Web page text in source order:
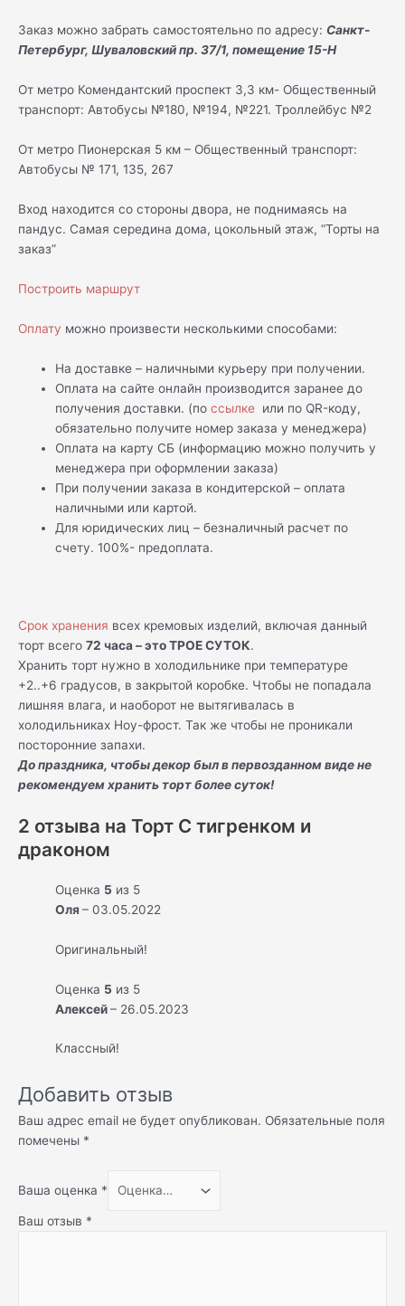
Заказ можно забрать самостоятельно по адресу: Санкт-
Петербург, Шуваловский пр. 37/1, помещение 15-Н
От метро Комендантский проспект 3,3 км- Общественный
транспорт: Автобусы №180, №194, №221. Троллейбус №2
От метро Пионерская 5 км – Общественный транспорт:
Автобусы № 171, 135, 267
Вход находится со стороны двора, не поднимаясь на
пандус. Самая середина дома, цокольный этаж, “Торты на
заказ”
Построить маршрут
Оплату можно произвести несколькими способами:
На доставке – наличными курьеру при получении.
Оплата на сайте онлайн производится заранее до
получения доставки. (поссылке или по QR-коду,
обязательно получите номер заказа у менеджера)
Оплата на карту СБ (информацию можно получить у
менеджера при оформлении заказа)
При получении заказа в кондитерской – оплата
наличными или картой.
Для юридических лиц – безналичный расчет по
счету. 100%- предоплата.
Срок хранения всех кремовых изделий, включая данный
торт всего 72 часа – это ТРОЕ СУТОК.
Хранить торт нужно в холодильнике при температуре
+2..+6 градусов, в закрытой коробке. Чтобы не попадала
лишняя влага, и наоборот не вытягивалась в
холодильниках Ноу-фрост. Так же чтобы не проникали
посторонние запахи.
До праздника, чтобы декор был в первозданном виде не
рекомендуем хранить торт более суток!
2 отзыва на Торт C тигренком и
драконом
Оценка 5 из 5
Оля– 03.05.2022
Оригинальный!
Оценка 5 из 5
Алексей– 26.05.2023
Классный!
Добавить отзыв
Ваш адрес email не будет опубликован. Обязательные поля
помечены *
Ваша оценка *
Ваш отзыв *